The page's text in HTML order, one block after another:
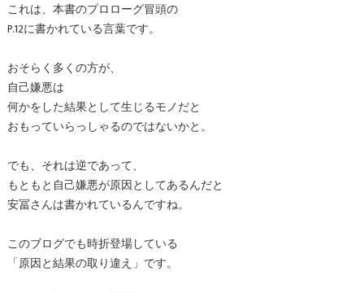
これは、本書のプロローグ冒頭の
P.12に書かれている言葉です。
おそらく多くの方が、
自己嫌悪は
何かをした結果として生じるモノだと
おもっていらっしゃるのではないかと。
でも、それは逆であって、
もともと自己嫌悪が原因としてあるんだと
安冨さんは書かれているんですね。
このブログでも時折登場している
「原因と結果の取り違え」です。